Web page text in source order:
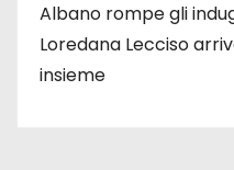
Albano rompe gli
Loredana Lecciso
insieme